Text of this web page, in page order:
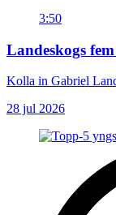
3:50
Landeskogs
Kolla in Gabriel
28 jul 2026